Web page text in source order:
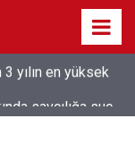
savcılığa suç